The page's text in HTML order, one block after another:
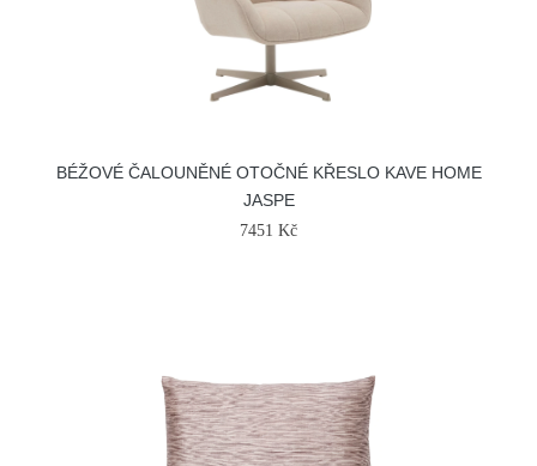
BÉŽOVÉ ČALOUNĚNÉ OTOČNÉ KŘESLO KAVE HOME
JASPE
7451 Kč